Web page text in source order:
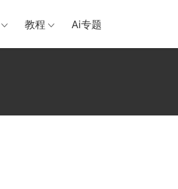
教程 Ai专题